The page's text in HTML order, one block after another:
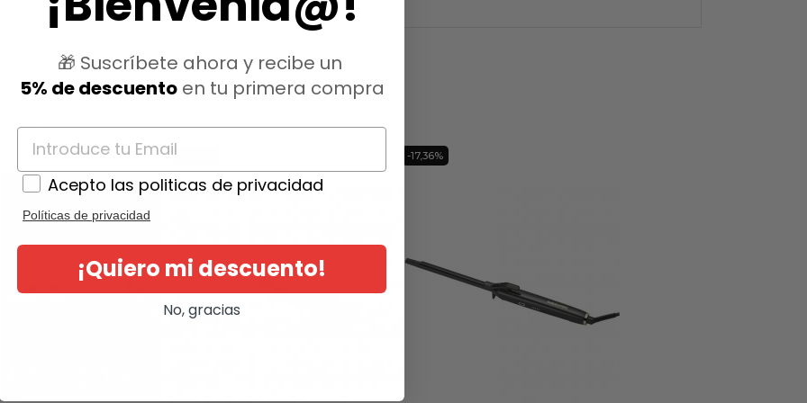
-17,36%
🎁 Suscríbete ahora y recibe un
5% de descuentoen tu primera compra
Acepto las politicas de privacidad
Políticas de privacidad
¡Quiero mi descuento!
No, gracias